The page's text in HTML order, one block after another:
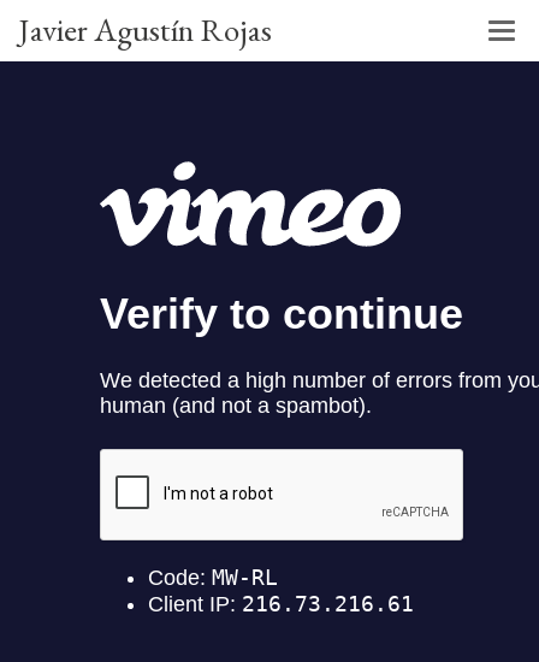
Javier Agustín Rojas